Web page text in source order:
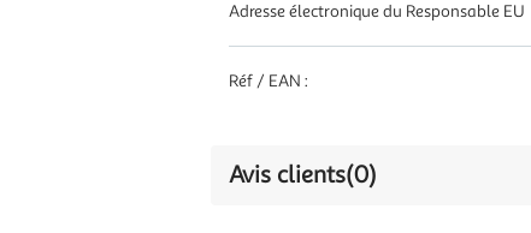
Adresse électronique du Responsable EU
Réf / EAN :
Avis clients(0)